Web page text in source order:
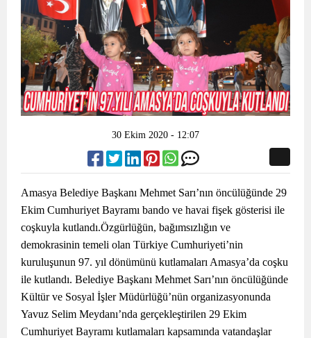
30 Ekim 2020 - 12:07
Amasya Belediye Başkanı Mehmet Sarı’nın öncülüğünde 29
Ekim Cumhuriyet Bayramı bando ve havai fişek gösterisi ile
coşkuyla kutlandı.Özgürlüğün, bağımsızlığın ve
demokrasinin temeli olan Türkiye Cumhuriyeti’nin
kuruluşunun 97. yıl dönümünü kutlamaları Amasya’da coşku
ile kutlandı. Belediye Başkanı Mehmet Sarı’nın öncülüğünde
Kültür ve Sosyal İşler Müdürlüğü’nün organizasyonunda
Yavuz Selim Meydanı’nda gerçekleştirilen 29 Ekim
Cumhuriyet Bayramı kutlamaları kapsamında vatandaşlar